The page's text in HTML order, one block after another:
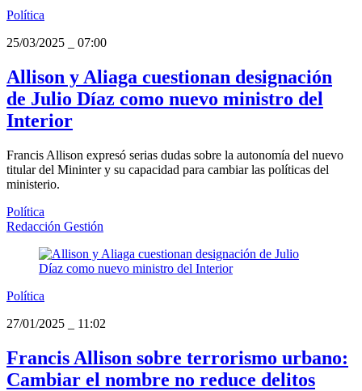
Política
25/03/2025
07:00
Allison y Aliaga cuestionan designación
de Julio Díaz como nuevo ministro del
Interior
Francis Allison expresó serias dudas sobre la autonomía del nuevo
titular del Mininter y su capacidad para cambiar las políticas del
ministerio.
Política
Redacción Gestión
Política
27/01/2025
11:02
Francis Allison sobre terrorismo urbano:
Cambiar el nombre no reduce delitos